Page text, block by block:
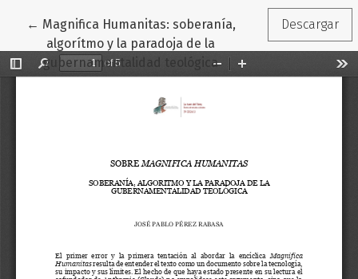
← Volver a los detalles del artículo
Magnifica Humanitas: soberanía,
algorítmo y la paradoja de la
gubernamentalidad teológica
Descargar